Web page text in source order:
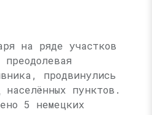
на ряде участков
продвинулись
пунктов.
5 немецких